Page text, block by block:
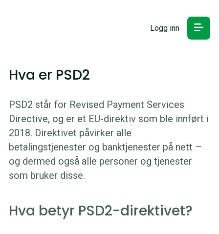
Logg inn
Hva er PSD2
PSD2 står for Revised Payment Services
Directive, og er et EU-direktiv som ble innført i
2018. Direktivet påvirker alle
betalingstjenester og banktjenester på nett –
og dermed også alle personer og tjenester
som bruker disse.
Hva betyr PSD2-direktivet?